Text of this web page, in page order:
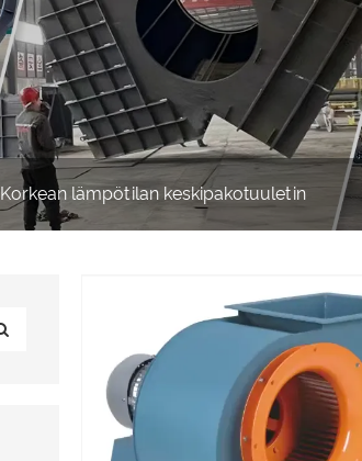
Korkean lämpötilan keskipakotuuletin